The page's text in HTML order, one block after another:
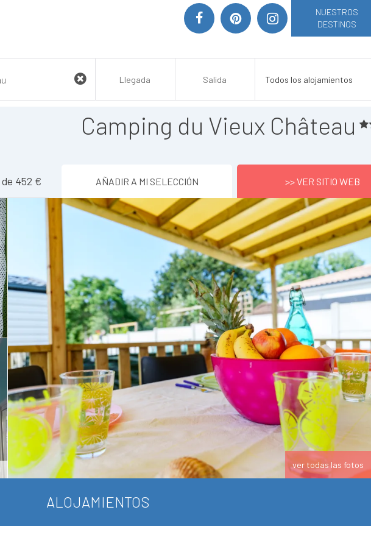
NUESTROS
DESTINOS
Camping du Vieux Château
452 € AÑADIR A MI SELECCIÓN >> VER SITIO WEB
ver todas las fotos
ALOJAMIENTOS